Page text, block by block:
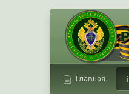
Главная